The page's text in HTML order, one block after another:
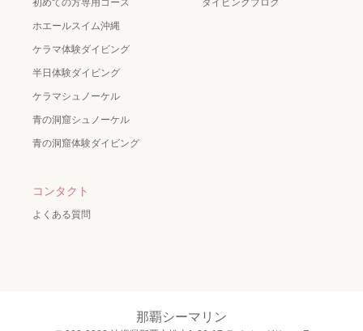
ホエールスイム沖縄
ケラマ体験ダイビング
半日体験ダイビング
ケラマシュノーケル
青の洞窟シュノーケル
青の洞窟体験ダイビング
コンタクト
よくある質問
那覇シーマリン